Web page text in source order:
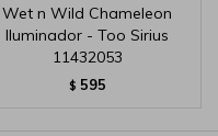
Wet n Wild Chameleon
Iluminador - Too Sirius
11432053
$ 595